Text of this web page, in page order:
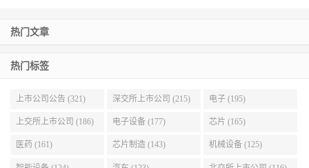
热门文章
热门标签
上市公司公告 (321) 深交所上市公司 (215) 电子 (195)
上交所上市公司 (186) 电子设备 (177) 芯片 (165)
医药 (161) 芯片制造 (143) 机械设备 (125)